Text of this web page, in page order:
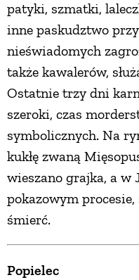
patyki, szmatki,
inne paskudztwo
nieświadomych
także kawalerów,
Ostatnie trzy dni
szeroki, czas
symbolicznych. Na
kukłę zwaną
wieszano grajka, a w
pokazowym
śmierć.
Popielec